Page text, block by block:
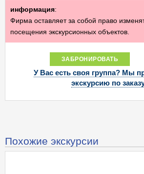
информация:
Фирма оставляет за собой право
посещения экскурсионных объектов.
ЗАБРОНИРОВАТЬ
У Вас есть своя группа? Мы
экскурсию по
Похожие экскурсии